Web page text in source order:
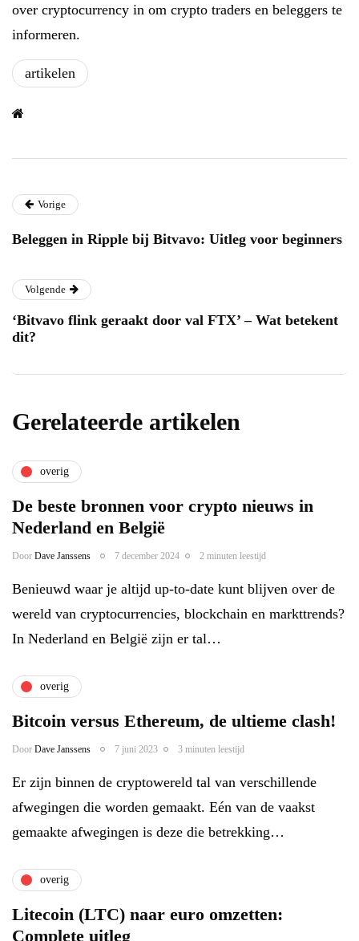
over cryptocurrency in om crypto traders en beleggers te
informeren.
artikelen
Vorige
Beleggen in Ripple bij Bitvavo: Uitleg voor beginners
Volgende
‘Bitvavo flink geraakt door val FTX’ – Wat betekent
dit?
Gerelateerde artikelen
overig
De beste bronnen voor crypto nieuws in
Nederland en België
Door Dave Janssens 7 december 2024 2 minuten leestijd
Benieuwd waar je altijd up-to-date kunt blijven over de
wereld van cryptocurrencies, blockchain en markttrends?
In Nederland en België zijn er tal…
overig
Bitcoin versus Ethereum, de ultieme clash!
Door Dave Janssens 7 juni 2023 3 minuten leestijd
Er zijn binnen de cryptowereld tal van verschillende
afwegingen die worden gemaakt. Eén van de vaakst
gemaakte afwegingen is deze die betrekking…
overig
Litecoin (LTC) naar euro omzetten:
Complete uitleg